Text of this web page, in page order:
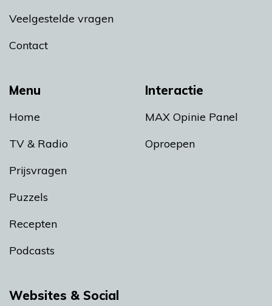
Menu
Home
TV & Radio
Prijsvragen
Puzzels
Recepten
Podcasts
Interactie
MAX Opinie Panel
Oproepen
Veelgestelde vragen
Contact
Websites & Social